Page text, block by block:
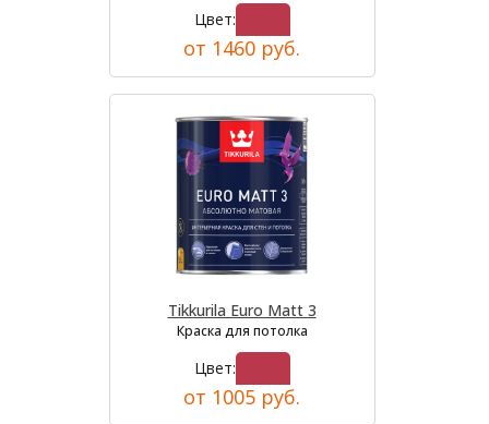
Цвет:
от 1460 руб.
Tikkurila Euro Matt 3
Краска для потолка
Цвет:
от 1005 руб.